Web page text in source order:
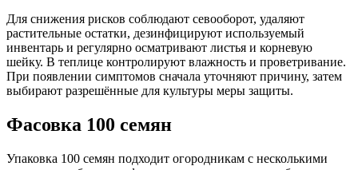
Для снижения рисков соблюдают севооборот, удаляют
растительные остатки, дезинфицируют используемый
инвентарь и регулярно осматривают листья и корневую
шейку. В теплице контролируют влажность и проветривание.
При появлении симптомов сначала уточняют причину, затем
выбирают разрешённые для культуры меры защиты.
Фасовка 100 семян
Упаковка 100 семян подходит огородникам с несколькими